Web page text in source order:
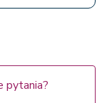
pytania?